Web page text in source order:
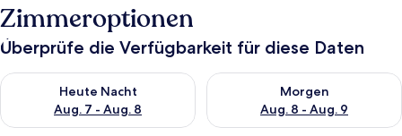
Zimmeroptionen
Überprüfe die Verfügbarkeit für diese Daten
Heute Nacht
Aug. 7 - Aug. 8
Überprüfe die Verfügbarkeit für heute Nacht, Aug. 7 - Aug. 8.
Morgen
Aug. 8 - Aug. 9
Überprüfe die Verfügbarkeit